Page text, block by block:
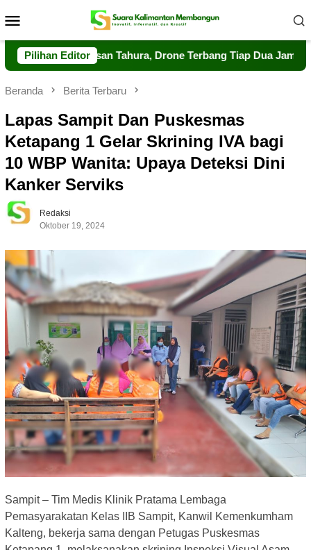
ke
Mobile
Pilihan EditorTahura, Drone Terbang Tiap Dua Jam
Beranda Berita Terbaru
Lapas Sampit Dan Puskesmas
Ketapang 1 Gelar Skrining IVA bagi
10 WBP Wanita: Upaya Deteksi Dini
Kanker Serviks
Redaksi
Oktober 19, 2024
Sampit – Tim Medis Klinik Pratama Lembaga
Pemasyarakatan Kelas IIB Sampit, Kanwil Kemenkumham
Kalteng, bekerja sama dengan Petugas Puskesmas